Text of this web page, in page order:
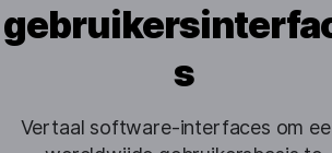
s
Vertaal software-interfaces om